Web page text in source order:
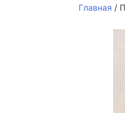
Главная /